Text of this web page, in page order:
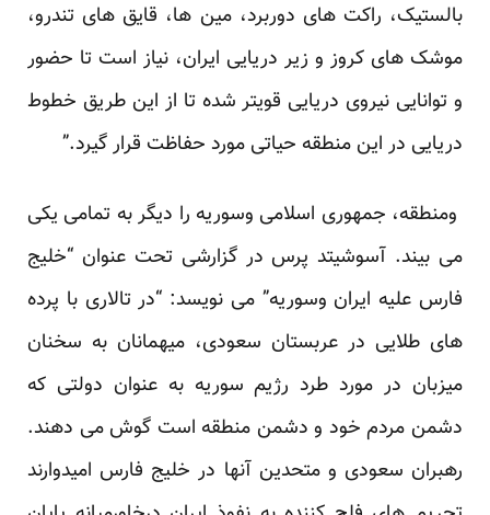
بالستیک، راکت های دوربرد، مین ها، قایق های تندرو،
موشک های کروز و زیر دریایی ایران، نیاز است تا حضور
و توانایی نیروی دریایی قویتر شده تا از این طریق خطوط
دریایی در این منطقه حیاتی مورد حفاظت قرار گیرد.”
ومنطقه، جمهوری اسلامی وسوریه را دیگر به تمامی یکی
می بیند. آسوشیتد پرس در گزارشی تحت عنوان “خلیج
فارس علیه ایران وسوریه” می نویسد: “در تالاری با پرده
های طلایی در عربستان سعودی، میهمانان به سخنان
میزبان در مورد طرد رژیم سوریه به عنوان دولتی که
دشمن مردم خود و دشمن منطقه است گوش می دهند.
رهبران سعودی و متحدین آنها در خلیج فارس امیدوارند